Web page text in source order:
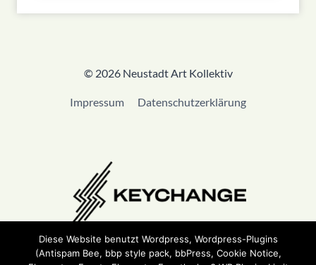
© 2026 Neustadt Art Kollektiv
Impressum Datenschutzerklärung
Wir sind Teil vonKeychange und haben einePledge
Diese Website benutzt Wordpress, Wordpress-Plugins
(Antispam Bee, bbp style pack, bbPress, Cookie Notice,